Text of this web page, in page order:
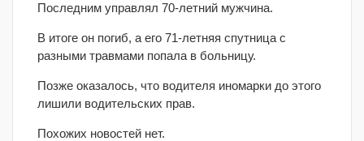
Последним управлял 70-летний мужчина.
В итоге он погиб, а его 71-летняя спутница с
разными травмами попала в больницу.
Позже оказалось, что водителя иномарки до этого
лишили водительских прав.
Похожих новостей нет.